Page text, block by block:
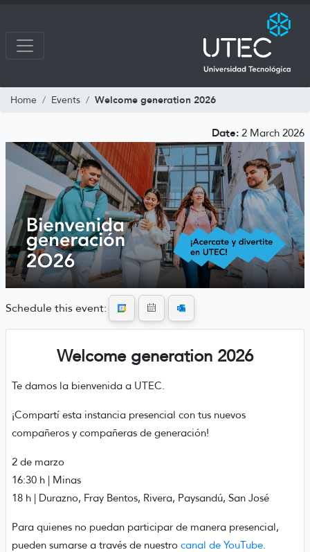
Home Events Welcome generation 2026
Date: 2 March 2026
Schedule this event:
Welcome generation 2026
Te damos la bienvenida a UTEC.
¡Compartí esta instancia presencial con tus nuevos
compañeros y compañeras de generación!
2 de marzo
16:30 h | Minas
18 h | Durazno, Fray Bentos, Rivera, Paysandú, San José
Para quienes no puedan participar de manera presencial,
pueden sumarse a través de nuestro canal de YouTube.